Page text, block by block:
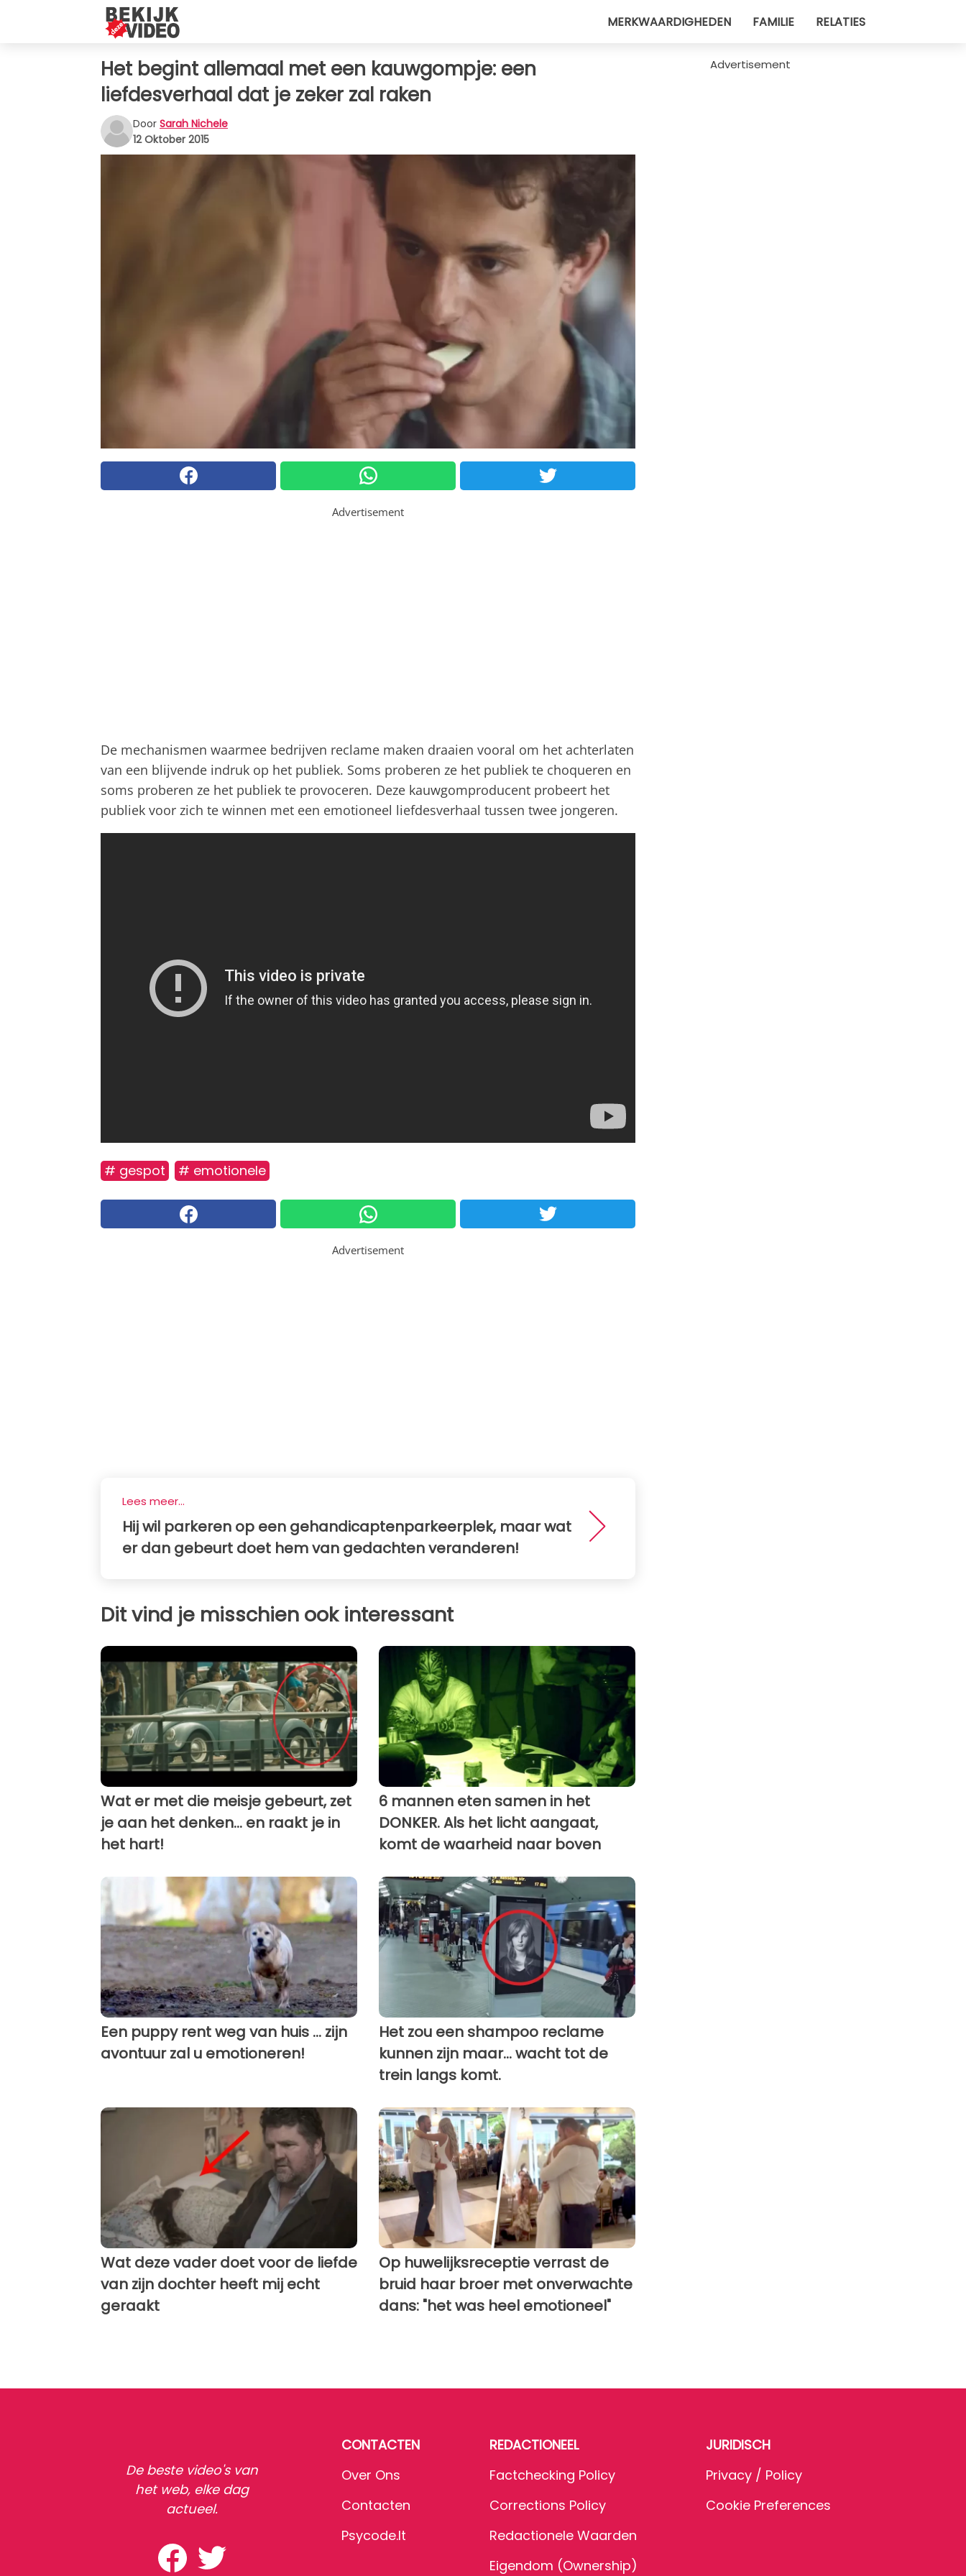
MERKWAARDIGHEDEN FAMILIE RELATIES
Het begint allemaal met een kauwgompje: een
liefdesverhaal dat je zeker zal raken
Door Sarah Nichele
12 Oktober 2015
Advertisement
De mechanismen waarmee bedrijven reclame maken draaien vooral om het achterlaten
van een blijvende indruk op het publiek. Soms proberen ze het publiek te choqueren en
soms proberen ze het publiek te provoceren. Deze kauwgomproducent probeert het
publiek voor zich te winnen met een emotioneel liefdesverhaal tussen twee jongeren.
# gespot # emotionele
Advertisement
Lees meer...
Hij wil parkeren op een gehandicaptenparkeerplek, maar wat
er dan gebeurt doet hem van gedachten veranderen!
Dit vind je misschien ook interessant
Wat er met die meisje gebeurt, zet
je aan het denken... en raakt je in
het hart!
6 mannen eten samen in het
DONKER. Als het licht aangaat,
komt de waarheid naar boven
Een puppy rent weg van huis ... zijn
avontuur zal u emotioneren!
Het zou een shampoo reclame
kunnen zijn maar... wacht tot de
trein langs komt.
Wat deze vader doet voor de liefde
van zijn dochter heeft mij echt
geraakt
Op huwelijksreceptie verrast de
bruid haar broer met onverwachte
dans: "het was heel emotioneel"
Advertisement
De beste video's van
het web, elke dag
actueel.
CONTACTEN
Over Ons
Contacten
Psycode.it
REDACTIONEEL
Factchecking Policy
Corrections Policy
Redactionele Waarden
Eigendom (Ownership)
JURIDISCH
Privacy / Policy
Cookie Preferences